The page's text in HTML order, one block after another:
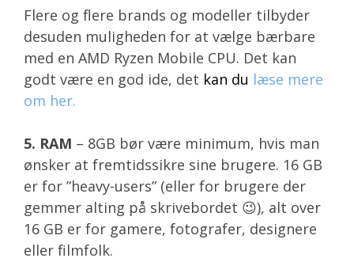
Flere og flere brands og modeller tilbyder
desuden muligheden for at vælge bærbare
med en AMD Ryzen Mobile CPU. Det kan
godt være en god ide, det kan du læse mere
om her.
5. RAM – 8GB bør være minimum, hvis man
ønsker at fremtidssikre sine brugere. 16 GB
er for ”heavy-users” (eller for brugere der
gemmer alting på skrivebordet 😉), alt over
16 GB er for gamere, fotografer, designere
eller filmfolk.